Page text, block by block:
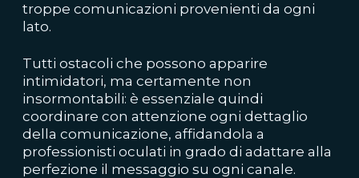
troppe comunicazioni provenienti da ogni
lato.
Tutti ostacoli che possono apparire
intimidatori, ma certamente non
insormontabili: è essenziale quindi
coordinare con attenzione ogni dettaglio
della comunicazione, affidandola a
professionisti oculati in grado di adattare alla
perfezione il messaggio su ogni canale.